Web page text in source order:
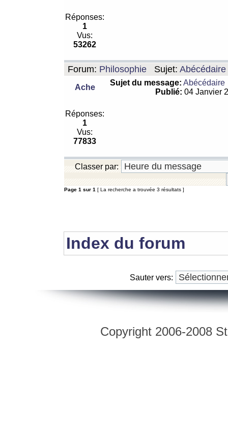
Réponses:
1
Vus:
53262
Forum: Philosophie Sujet: Abécédaire
Ache
Sujet du message: Abécédaire
Publié: 04 Janvier
Réponses:
1
Vus:
77833
Classer par:
Page 1 sur 1 [ La recherche a trouvée 3 résultats ]
Index du forum
Sauter vers:
Copyright 2006-2008